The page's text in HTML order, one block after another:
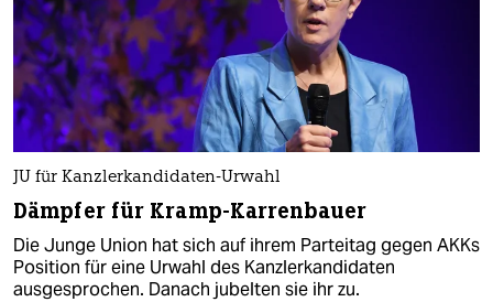
JU für Kanzlerkandidaten-Urwahl
Dämpfer für Kramp-Karrenbauer
Die Junge Union hat sich auf ihrem Parteitag gegen AKKs
Position für eine Urwahl des Kanzlerkandidaten
ausgesprochen. Danach jubelten sie ihr zu.